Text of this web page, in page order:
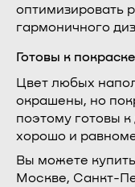
оптимизировать
гармоничного
Готовы к покраске
Цвет любых
окрашены, но
поэтому готовы
хорошо и
Вы можете
Москве, Санкт-